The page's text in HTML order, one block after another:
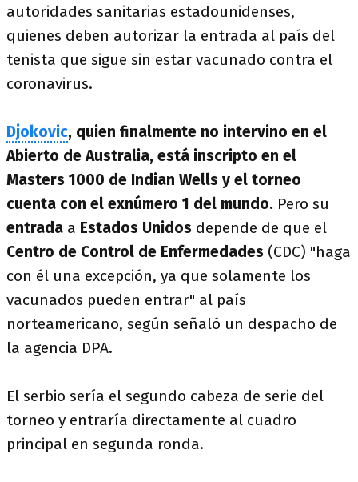
autoridades sanitarias estadounidenses,
quienes deben autorizar la entrada al país del
tenista que sigue sin estar vacunado contra el
coronavirus.
Djokovic, quien finalmente no intervino en el
Abierto de Australia, está inscripto en el
Masters 1000 de Indian Wells y el torneo
cuenta con el exnúmero 1 del mundo. Pero su
entrada a Estados Unidos depende de que el
Centro de Control de Enfermedades (CDC) "haga
con él una excepción, ya que solamente los
vacunados pueden entrar" al país
norteamericano, según señaló un despacho de
la agencia DPA.
El serbio sería el segundo cabeza de serie del
torneo y entraría directamente al cuadro
principal en segunda ronda.